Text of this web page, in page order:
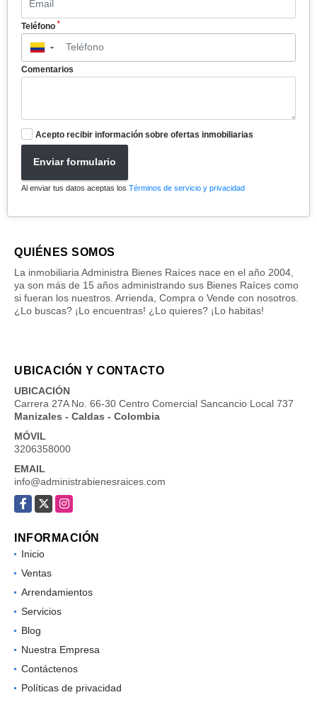
Teléfono *
▼
Comentarios
Acepto recibir información sobre ofertas inmobiliarias
Enviar formulario
Al enviar tus datos aceptas los Términos de servicio y privacidad
QUIÉNES SOMOS
La inmobiliaria Administra Bienes Raíces nace en el año 2004,
ya son más de 15 años administrando sus Bienes Raíces como
si fueran los nuestros. Arrienda, Compra o Vende con nosotros.
¿Lo buscas? ¡Lo encuentras! ¿Lo quieres? ¡Lo habitas!
UBICACIÓN Y CONTACTO
UBICACIÓN
Carrera 27A No. 66-30 Centro Comercial Sancancio Local 737
Manizales - Caldas - Colombia
MÓVIL
3206358000
EMAIL
info@administrabienesraices.com
Facebook
X Instagram
INFORMACIÓN
Inicio
Ventas
Arrendamientos
Servicios
Blog
Nuestra Empresa
Contáctenos
Políticas de privacidad